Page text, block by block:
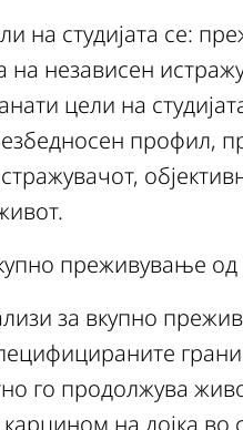
на студијата се:
независен
цели на
профил,
преживување од
за вкупно
го продолжува
на дојка